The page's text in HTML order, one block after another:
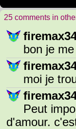
25 comments in
bon je
moi je
Peut
d'amour.